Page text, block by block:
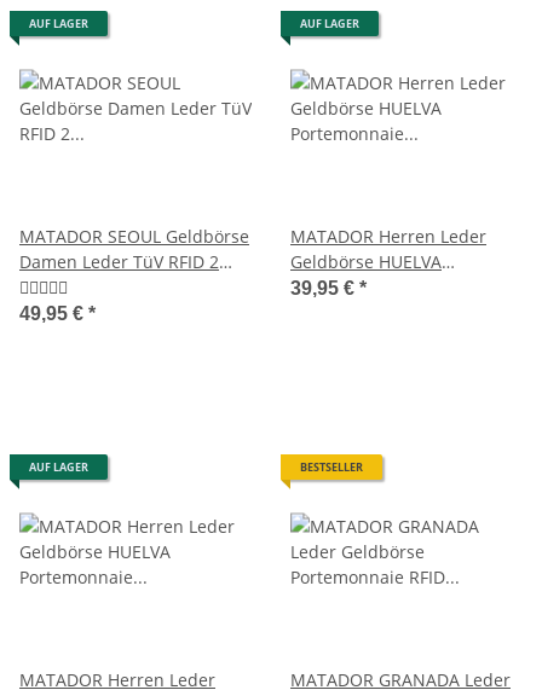
AUF LAGER
MATADOR SEOUL Geldbörse
Damen Leder TüV RFID 2
Farben
49,95 € *
AUF LAGER
MATADOR Herren Leder
Geldbörse HUELVA
Portemonnaie RFID Braun
39,95 € *
AUF LAGER
MATADOR Herren Leder
BESTSELLER
MATADOR GRANADA Leder